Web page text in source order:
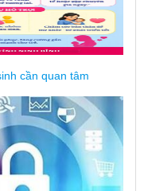
cần quan tâm